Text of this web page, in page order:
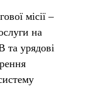
місії –
на
та урядові